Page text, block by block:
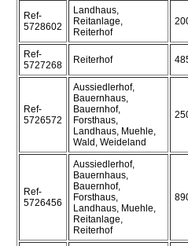
Ref-
5728602
Landhaus,
Reitanlage,
Reiterhof
Ref-
5727268
Reiterhof
Ref-
5726572
Aussiedlerhof,
Bauernhaus,
Bauernhof,
Forsthaus,
Landhaus, Muehle,
Wald, Weideland
Ref-
5726456
Aussiedlerhof,
Bauernhaus,
Bauernhof,
Forsthaus,
Landhaus, Muehle,
Reitanlage,
Reiterhof